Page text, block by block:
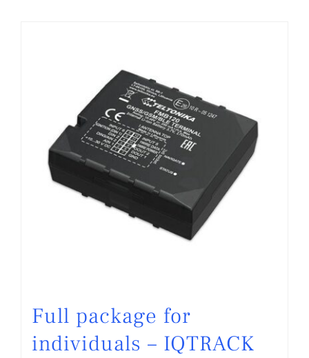
Full package for
individuals – IQTRACK